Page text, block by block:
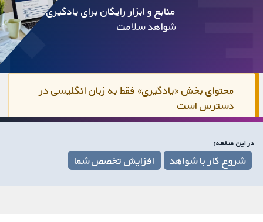
منابع و ابزار رایگان برای یادگیری در مورد
شواهد سلامت
محتوای بخش «یادگیری» فقط به زبان انگلیسی در
دسترس است
در این صفحه:
شروع کار با شواهد افزایش تخصص شما